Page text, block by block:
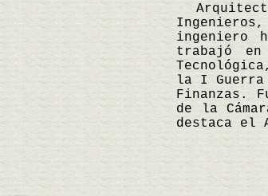
Arquitecto
ingeniero
trabajó en
la I Guerra
Finanzas.
de la
destaca el